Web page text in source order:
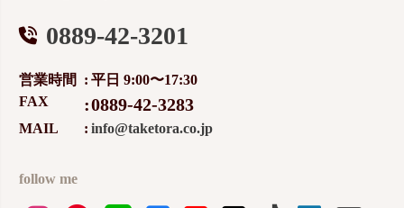
0889-42-3201
営業時間
平日 9:00〜17:30
FAX
0889-42-3283
MAIL info@taketora.co.jp
follow me